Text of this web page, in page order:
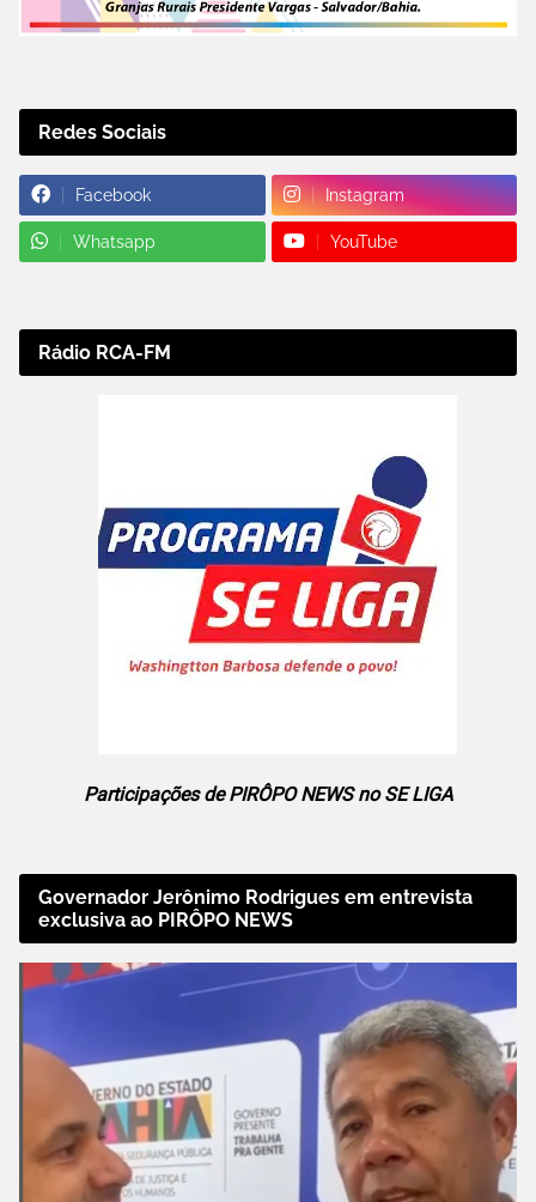
Redes Sociais
Facebook Instagram
Whatsapp YouTube
Rádio RCA-FM
Participações de PIRÔPO NEWS no SE LIGA
Governador Jerônimo Rodrigues em entrevista
exclusiva ao PIRÔPO NEWS